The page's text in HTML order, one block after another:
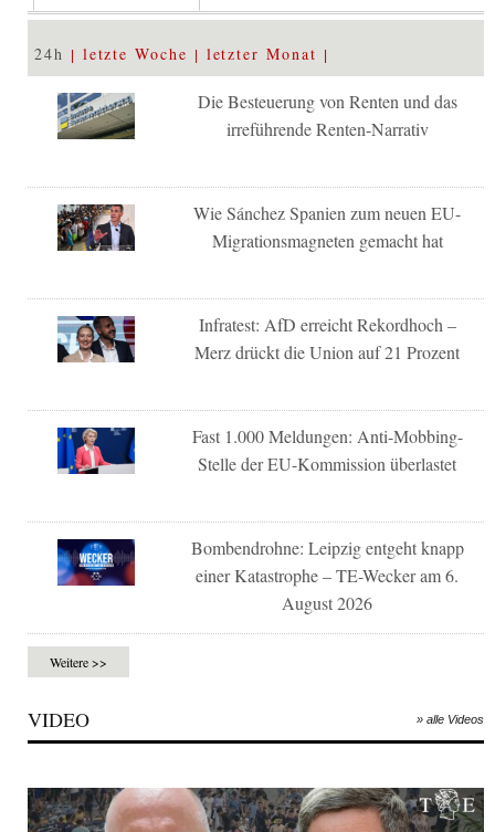
24h letzte Woche letzter Monat
Die Besteuerung von Renten und das
irreführende Renten-Narrativ
Wie Sánchez Spanien zum neuen EU-
Migrationsmagneten gemacht hat
Infratest: AfD erreicht Rekordhoch –
Merz drückt die Union auf 21 Prozent
Fast 1.000 Meldungen: Anti-Mobbing-
Stelle der EU-Kommission überlastet
Bombendrohne: Leipzig entgeht knapp
einer Katastrophe – TE-Wecker am 6.
August 2026
Weitere >>
VIDEO » alle Videos